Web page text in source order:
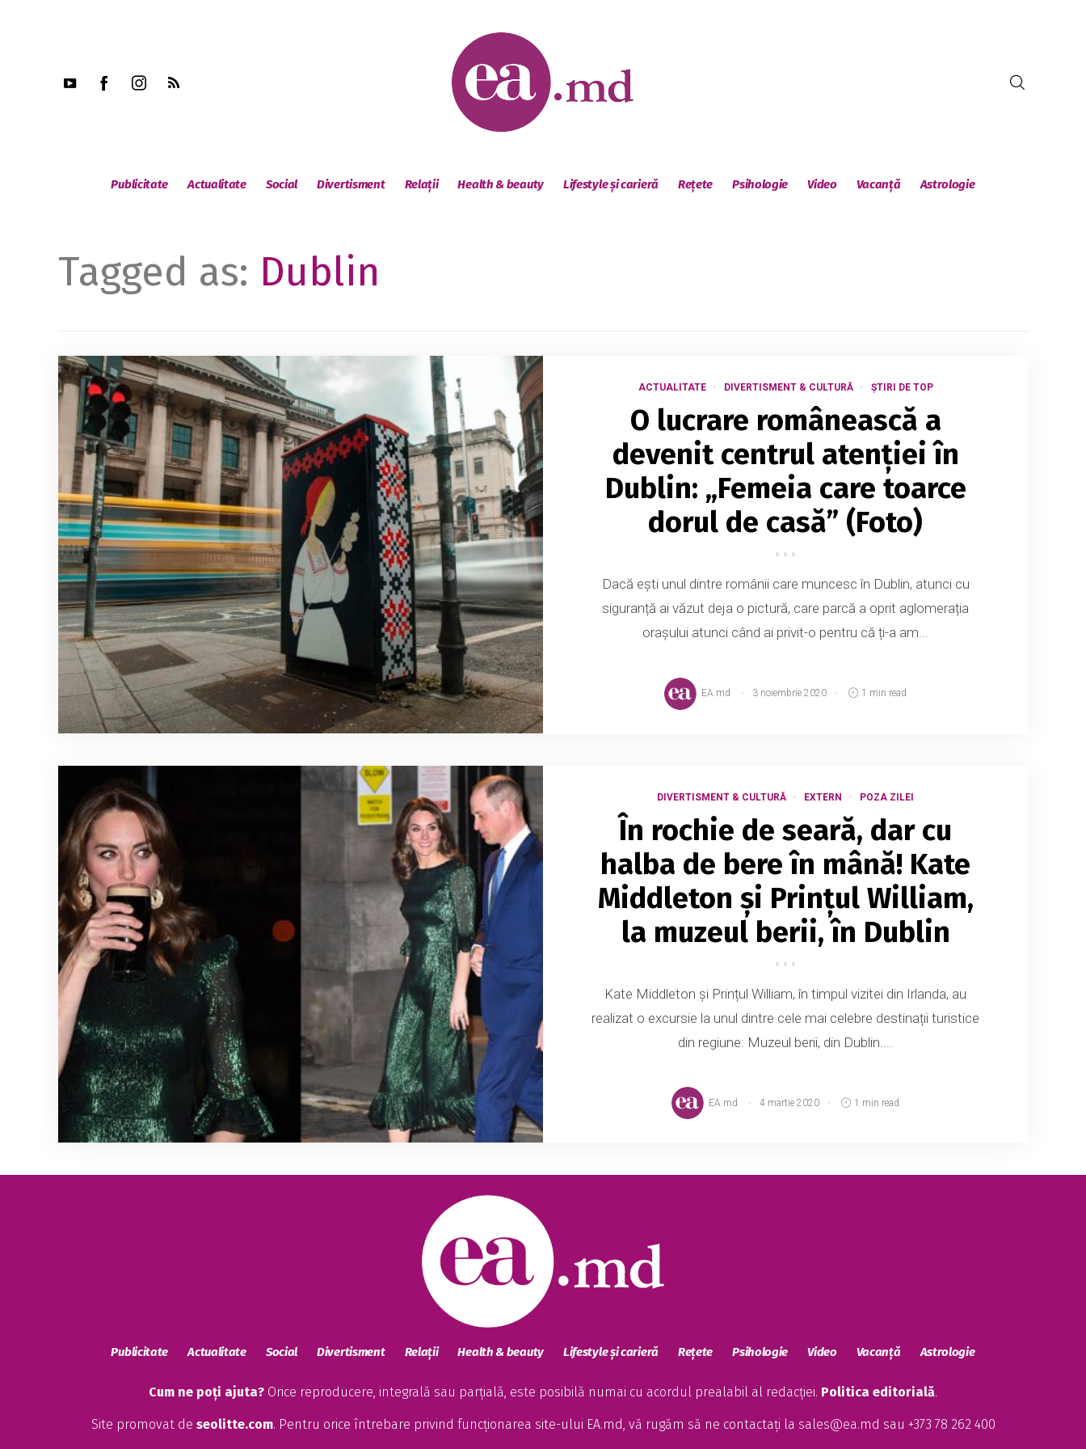
Publicitate Actualitate Social Divertisment Relații Health & beauty Lifestyle și carieră Rețete Psihologie Video Vacanță Astrologie
Tagged as: Dublin
ACTUALITATE DIVERTISMENT & CULTURĂ ȘTIRI DE TOP
O lucrare românească a
devenit centrul atenției în
Dublin: „Femeia care toarce
dorul de casă” (Foto)
Dacă ești unul dintre românii care muncesc în Dublin, atunci cu
siguranță ai văzut deja o pictură, care parcă a oprit aglomerația
orașului atunci când ai privit-o pentru că ți-a am...
EA.md 3 noiembrie 2020 1 min read
DIVERTISMENT & CULTURĂ EXTERN POZA ZILEI
În rochie de seară, dar cu
halba de bere în mână! Kate
Middleton și Prințul William,
la muzeul berii, în Dublin
Kate Middleton și Prințul William, în timpul vizitei din Irlanda, au
realizat o excursie la unul dintre cele mai celebre destinații turistice
din regiune: Muzeul berii, din Dublin....
EA.md 4 martie 2020 1 min read
Publicitate Actualitate Social Divertisment Relații Health & beauty Lifestyle și carieră Rețete Psihologie Video Vacanță Astrologie
Cum ne poți ajuta? Orice reproducere, integrală sau parțială, este posibilă numai cu acordul prealabil al redacției. Politica editorială.
Site promovat de seolitte.com. Pentru orice întrebare privind funcționarea site-ului EA.md, vă rugăm să ne contactați la sales@ea.md sau +373 78 262 400